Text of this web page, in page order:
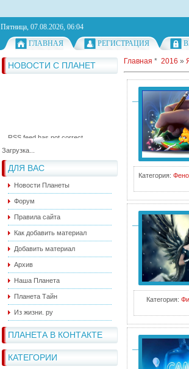
Пятница, 07.08.2026, 06:04
ГЛАВНАЯ
РЕГИСТРАЦИЯ
НОВОСТИ С ПЛАНЕТ
RSS feed has not correct
syntax.RSS feed has not correct
syntax.RSS feed has not correct
Загрузка...
ДЛЯ ВАС
Новости Планеты
Форум
Правила сайта
Как добавить материал
Добавить материал
Архив
Наша Планета
Планета Тайн
Из жизни. ру
ПЛАНЕТА В КОНТАКТЕ
КАТЕГОРИИ
Главная * 2016 »
Категория:
Категория: